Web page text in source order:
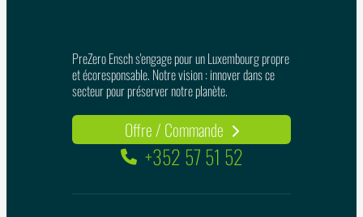
PreZero Ensch s'engage pour un Luxembourg propre
et écoresponsable. Notre vision : innover dans ce
secteur pour préserver notre planète.
Offre / Commande
+352 57 51 52